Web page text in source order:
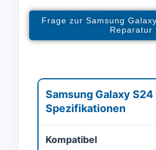
Frage zur Samsung
Reparatur
Samsung Galaxy
Spezifikationen
Kompatibel